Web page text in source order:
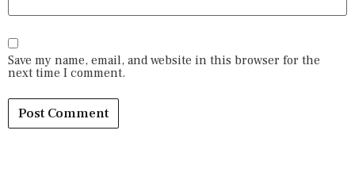
Save my name, email, and website in this browser for the
next time I comment.